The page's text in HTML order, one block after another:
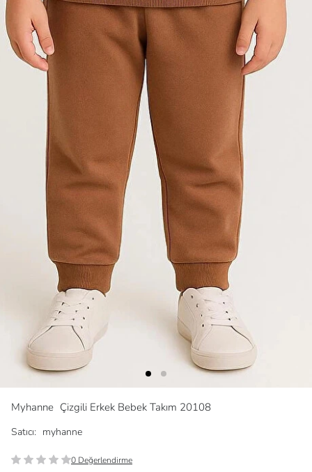
Myhanne Çizgili Erkek Bebek Takım 20108
Satıcı: myhanne
0 Değerlendirme